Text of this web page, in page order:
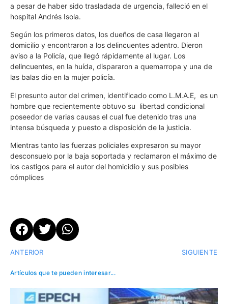
a pesar de haber sido trasladada de urgencia, falleció en el
hospital Andrés Isola.
Según los primeros datos, los dueños de casa llegaron al
domicilio y encontraron a los delincuentes adentro. Dieron
aviso a la Policía, que llegó rápidamente al lugar. Los
delincuentes, en la huída, dispararon a quemarropa y una de
las balas dio en la mujer policía.
El presunto autor del crimen, identificado como L.M.A.E, es un
hombre que recientemente obtuvo su libertad condicional
poseedor de varias causas el cual fue detenido tras una
intensa búsqueda y puesto a disposición de la justicia.
Mientras tanto las fuerzas policiales expresaron su mayor
desconsuelo por la baja soportada y reclamaron el máximo de
los castigos para el autor del homicidio y sus posibles
cómplices
ANTERIOR SIGUIENTE
Artículos que te pueden interesar...